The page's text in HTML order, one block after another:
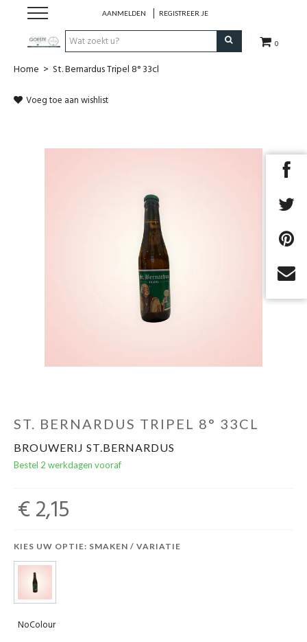
0
AANMELDEN REGISTREER JE
HOME
Huisgemaakt ijs
Home > St. Bernardus Tripel 8° 33cl
Voeg toe aan wishlist
ST. BERNARDUS TRIPEL 8° 33CL
BROUWERIJ ST.BERNARDUS
Bestel 2 werkdagen vooraf
€ 2,15
KIES UW OPTIE: SMAKEN / VARIATIE
NoColour